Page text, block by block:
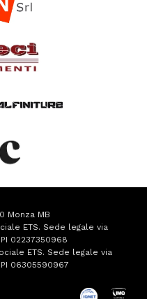
Monza MB
ETS. Sede legale via
02237350968
ETS. Sede legale via
06305590967